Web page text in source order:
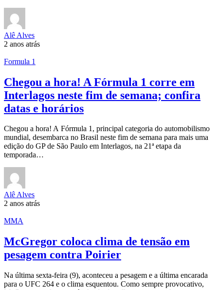
Alê Alves
2 anos atrás
Formula 1
Chegou a hora! A Fórmula 1 corre em
Interlagos neste fim de semana; confira
datas e horários
Chegou a hora! A Fórmula 1, principal categoria do automobilismo
mundial, desembarca no Brasil neste fim de semana para mais uma
edição do GP de São Paulo em Interlagos, na 21ª etapa da
temporada…
Alê Alves
2 anos atrás
MMA
McGregor coloca clima de tensão em
pesagem contra Poirier
Na última sexta-feira (9), aconteceu a pesagem e a última encarada
para o UFC 264 e o clima esquentou. Como sempre provocativo,